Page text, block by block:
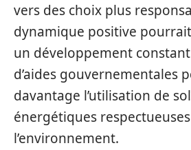
vers des choix plus
dynamique positive
un développement
d’aides gouvernementales
davantage l’utilisation de
énergétiques
l’environnement.